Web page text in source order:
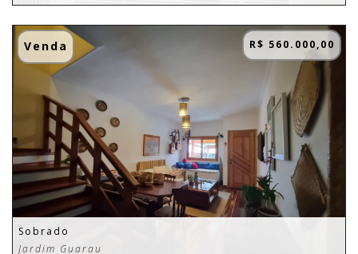
Venda R$ 560.000,00
Sobrado
Jardim Guarau